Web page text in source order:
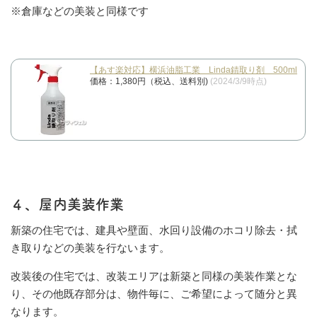
※倉庫などの美装と同様です
【あす楽対応】横浜油脂工業 Linda錆取り剤 500ml
価格：1,380円（税込、送料別) (2024/3/9時点)
４、屋内美装作業
新築の住宅では、建具や壁面、水回り設備のホコリ除去・拭
き取りなどの美装を行ないます。
改装後の住宅では、改装エリアは新築と同様の美装作業とな
り、その他既存部分は、物件毎に、ご希望によって随分と異
なります。